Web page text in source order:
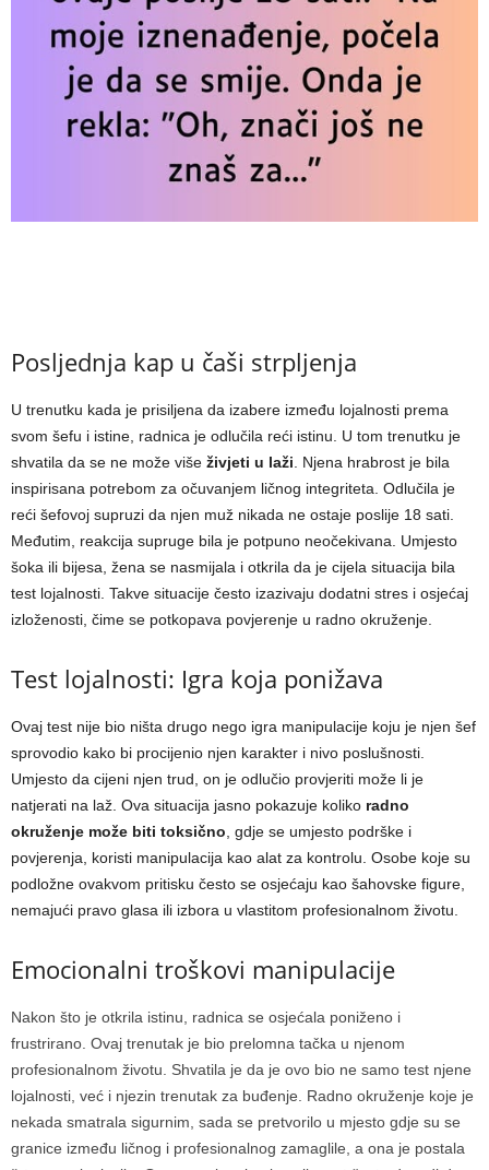
Posljednja kap u čaši strpljenja
U trenutku kada je prisiljena da izabere između lojalnosti prema
svom šefu i istine, radnica je odlučila reći istinu. U tom trenutku je
shvatila da se ne može više živjeti u laži . Njena hrabrost je bila
inspirisana potrebom za očuvanjem ličnog integriteta. Odlučila je
reći šefovoj supruzi da njen muž nikada ne ostaje poslije 18 sati.
Međutim, reakcija supruge bila je potpuno neočekivana. Umjesto
šoka ili bijesa, žena se nasmijala i otkrila da je cijela situacija bila
test lojalnosti. Takve situacije često izazivaju dodatni stres i osjećaj
izloženosti, čime se potkopava povjerenje u radno okruženje.
Test lojalnosti: Igra koja ponižava
Ovaj test nije bio ništa drugo nego igra manipulacije koju je njen šef
sprovodio kako bi procijenio njen karakter i nivo poslušnosti.
Umjesto da cijeni njen trud, on je odlučio provjeriti može li je
natjerati na laž. Ova situacija jasno pokazuje koliko radno
okruženje može biti toksično , gdje se umjesto podrške i
povjerenja, koristi manipulacija kao alat za kontrolu. Osobe koje su
podložne ovakvom pritisku često se osjećaju kao šahovske figure,
nemajući pravo glasa ili izbora u vlastitom profesionalnom životu.
Emocionalni troškovi manipulacije
Nakon što je otkrila istinu, radnica se osjećala poniženo i
frustrirano. Ovaj trenutak je bio prelomna tačka u njenom
profesionalnom životu. Shvatila je da je ovo bio ne samo test njene
lojalnosti, već i njezin trenutak za buđenje. Radno okruženje koje je
nekada smatrala sigurnim, sada se pretvorilo u mjesto gdje su se
granice između ličnog i profesionalnog zamaglile, a ona je postala